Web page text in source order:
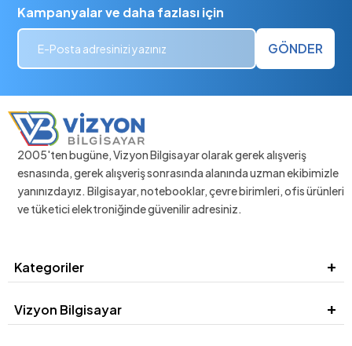
Kampanyalar ve daha fazlası için
GÖNDER
2005'ten bugüne, Vizyon Bilgisayar olarak gerek alışveriş
esnasında, gerek alışveriş sonrasında alanında uzman ekibimizle
yanınızdayız. Bilgisayar, notebooklar, çevre birimleri, ofis ürünleri
ve tüketici elektroniğinde güvenilir adresiniz.
Kategoriler
Vizyon Bilgisayar